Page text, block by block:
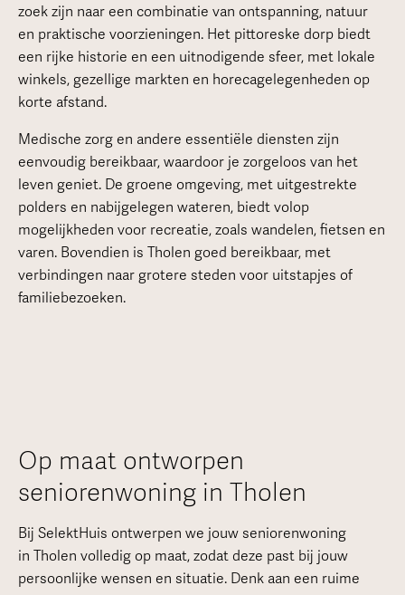
zoek zijn naar een combinatie van ontspanning, natuur
en praktische voorzieningen. Het pittoreske dorp biedt
een rijke historie en een uitnodigende sfeer, met lokale
winkels, gezellige markten en horecagelegenheden op
korte afstand.
Medische zorg en andere essentiële diensten zijn
eenvoudig bereikbaar, waardoor je zorgeloos van het
leven geniet. De groene omgeving, met uitgestrekte
polders en nabijgelegen wateren, biedt volop
mogelijkheden voor recreatie, zoals wandelen, fietsen en
varen. Bovendien is Tholen goed bereikbaar, met
verbindingen naar grotere steden voor uitstapjes of
familiebezoeken.
Op maat ontworpen
seniorenwoning in Tholen
Bij SelektHuis ontwerpen we jouw seniorenwoning
in Tholen volledig op maat, zodat deze past bij jouw
persoonlijke wensen en situatie. Denk aan een ruime